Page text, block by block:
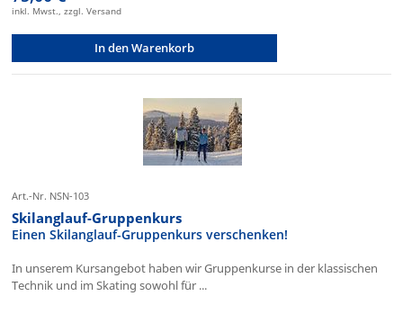
inkl. Mwst., zzgl. Versand
In den Warenkorb
Art.-Nr. NSN-103
Skilanglauf-Gruppenkurs
Einen Skilanglauf-Gruppenkurs verschenken!
In unserem Kursangebot haben wir Gruppenkurse in der klassischen
Technik und im Skating sowohl für ...